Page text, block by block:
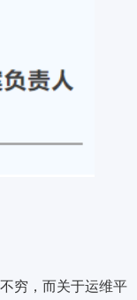
穷，而关于运维平